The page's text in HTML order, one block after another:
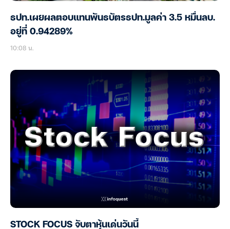
ธปท.เผยผลตอบแทนพันธบัตรธปท.มูลค่า 3.5 หมื่นลบ.
อยู่ที่ 0.94289%
10:08 น.
STOCK FOCUS จับตาหุ้นเด่นวันนี้